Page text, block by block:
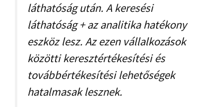
láthatóság után. A keresési
láthatóság + az analitika hatékony
eszköz lesz. Az ezen vállalkozások
közötti keresztértékesítési és
továbbértékesítési lehetőségek
hatalmasak lesznek.